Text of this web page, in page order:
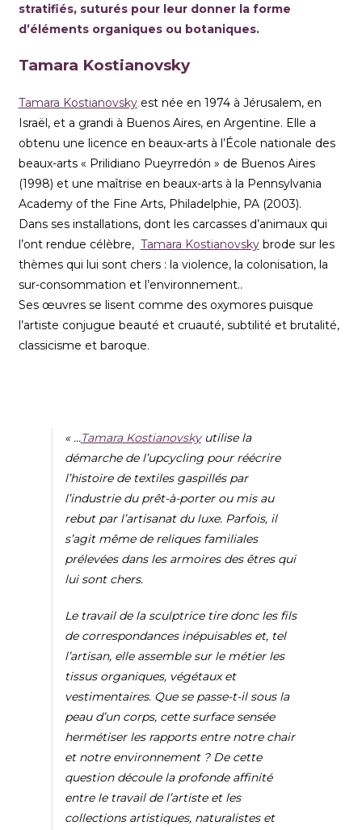
stratifiés, suturés pour leur donner la forme
d’éléments organiques ou botaniques.
Tamara Kostianovsky
Tamara Kostianovskyest née en 1974 à Jérusalem, en
Israël, et a grandi à Buenos Aires, en Argentine. Elle a
obtenu une licence en beaux-arts à l’École nationale des
beaux-arts « Prilidiano Pueyrredón » de Buenos Aires
(1998) et une maîtrise en beaux-arts à la Pennsylvania
Academy of the Fine Arts, Philadelphie, PA (2003).
Dans ses installations, dont les carcasses d’animaux qui
l’ont rendue célèbre, Tamara Kostianovskybrode sur les
thèmes qui lui sont chers : la violence, la colonisation, la
sur-consommation et l’environnement..
Ses œuvres se lisent comme des oxymores puisque
l’artiste conjugue beauté et cruauté, subtilité et brutalité,
classicisme et baroque.
« …Tamara Kostianovskyutilise la
démarche de l’upcyclingpour réécrire
l’histoire de textiles gaspillés par
l’industrie du prêt-à-porter ou mis au
rebut par l’artisanat du luxe. Parfois, il
s’agit même de reliques familiales
prélevées dans les armoires des êtres qui
lui sont chers.
Le travail de la sculptrice tire donc les fils
de correspondances inépuisables et, tel
l’artisan, elle assemble sur le métier les
tissus organiques, végétaux et
vestimentaires. Que se passe-t-il sous la
peau d’un corps, cette surface sensée
hermétiser les rapports entre notre chair
et notre environnement ? De cette
question découle la profonde affinité
entre le travail de l’artiste et les
collections artistiques, naturalistes et